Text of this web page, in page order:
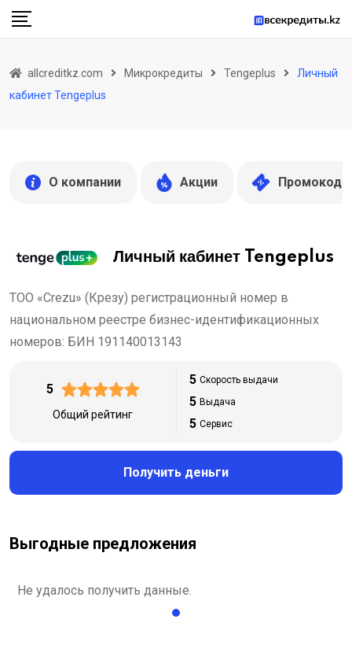
Skip
allcreditkz.com Микрокредиты Tengeplus
Личный
кабинет Tengeplus
О компании Акции Промокоды
Личный кабинет Tengeplus
ТОО «Crezu» (Крезу) регистрационный номер в
национальном реестре бизнес-идентификационных
номеров: БИН 191140013143
5
Общий рейтинг
5 Скорость выдачи
5 Выдача
5 Сервис
Получить деньги
Выгодные предложения
Не удалось получить данные.